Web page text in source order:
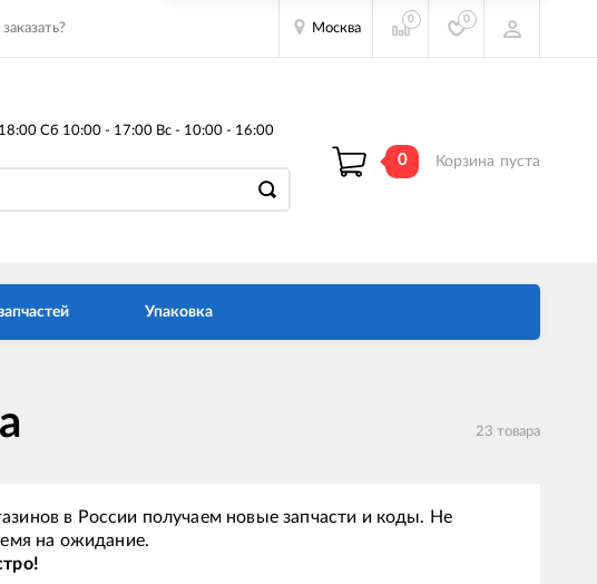
Москва
0 0
Сб 10:00 - 17:00 Вс - 10:00 - 16:00
0 Корзина пуста
Упаковка
23 товара
в России получаем новые запчасти и коды. Не
на ожидание.